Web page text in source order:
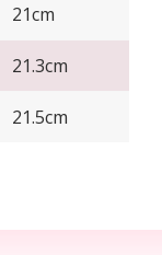
21cm
21.3cm
21.5cm